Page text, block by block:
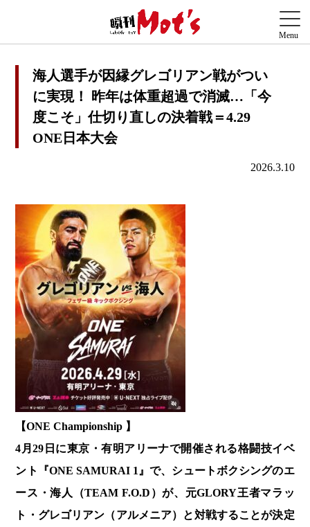
海人選手が因縁グレゴリアン戦がつい
に実現！ 昨年は体重超過で消滅…「今
度こそ」仕切り直しの決着戦＝4.29
ONE日本大会
2026.3.10
【ONE Championship 】
4月29日に東京・有明アリーナで開催される格闘技イベ
ント『ONE SAMURAI 1』で、シュートボクシングのエ
ース・海人（TEAM F.O.D）が、元GLORY王者マラッ
ト・グレゴリアン（アルメニア）と対戦することが決定